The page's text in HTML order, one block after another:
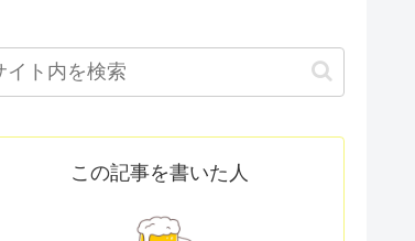
この記事を書いた人